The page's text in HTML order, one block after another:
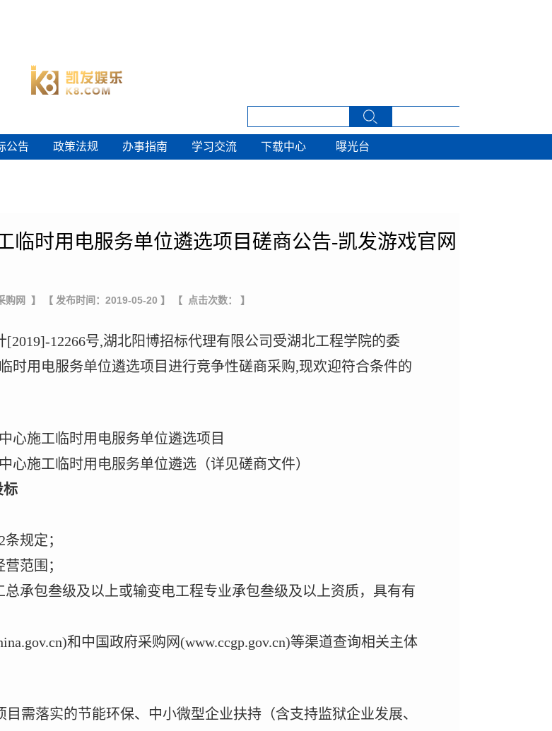
公告
公告 政策法规
政策法规 办事指南
办事指南 学习交流
学习交流 下载中心
下载中心 曝光台
曝光台
临时用电服务单位遴选项目磋商公告-凯发游戏官网
购网 】 【 发布时间：2019-05-20 】 【 点击次数： 】
[2019]-12266号,湖北阳博招标代理有限公司受湖北工程学院的委
时用电服务单位遴选项目 进行竞争性磋商采购,现欢迎符合条件的
心施工临时用电服务单位遴选项目
心施工临时用电服务单位遴选 （详见磋商文件）
标
条规定；
范围；
承包叁级及以上或输变电工程专业承包叁级及以上资质，具有有
和中国政府采购网 (www.ccgp.gov.cn)等渠道查询相关主体
目需落实的节能环保、中小微型企业扶持（含支持监狱企业发展、